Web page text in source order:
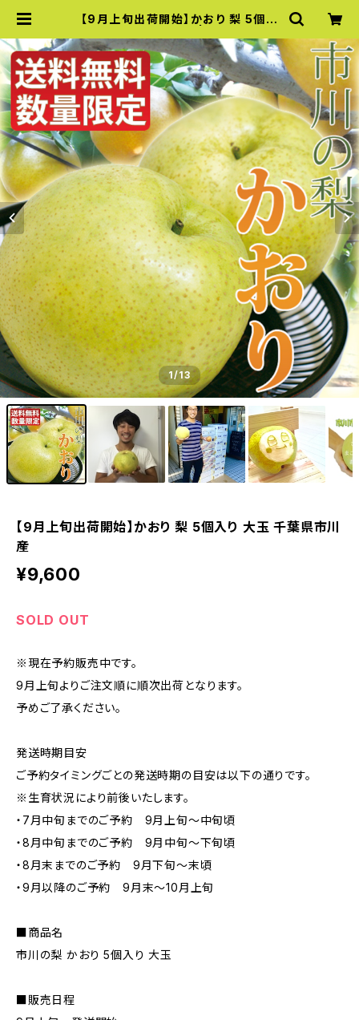
【9月上旬出荷開始】かおり 梨 5個入
売所
1/13
【9月上旬出荷開始】かおり 梨 5個入り 大玉 千葉県市川
産
¥9,600
SOLD OUT
※現在予約販売中です。
9月上旬よりご注文順に順次出荷となります。
予めご了承ください。
発送時期目安
ご予約タイミングごとの発送時期の目安は以下の通りです。
※生育状況により前後いたします。
・7月中旬までのご予約 9月上旬～中旬頃
・8月中旬までのご予約 9月中旬～下旬頃
・8月末までのご予約 9月下旬～末頃
・9月以降のご予約 9月末～10月上旬
■商品名
市川の梨 かおり 5個入り 大玉
■販売日程